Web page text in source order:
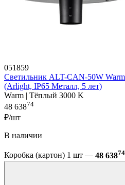
051859
Светильник ALT-CAN-50W
(Arlight, IP65 Металл, 5 лет)
Warm | Тёплый 3000 K
48 63874
₽/шт
В наличии
Коробка (картон) 1 шт — 48 63874